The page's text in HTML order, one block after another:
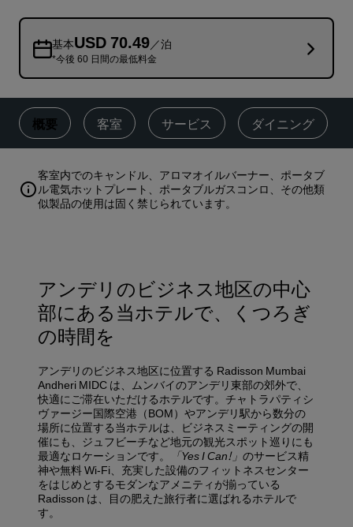
基本USD 70.49／泊
*今後 60 日間の最低料金
概要 客室 サービス ダイニング
客室内でのキャンドル、アロマオイルバーナー、ポータブ
ル電気ホットプレート、ポータブルガスコンロ、その他類
似製品の使用は固く禁じられています。
アンデリのビジネス地区の中心
部にある当ホテルで、くつろぎ
の時間を
アンデリのビジネス地区に位置する Radisson Mumbai
Andheri MIDC は、ムンバイのアンデリ東部の郊外で、
快適にご滞在いただけるホテルです。チャトラパティシ
ヴァージー国際空港（BOM）やアンデリ駅から数分の
場所に位置する当ホテルは、ビジネスミーティングの開
催にも、ジュフビーチなど地元の観光スポット巡りにも
最適なロケーションです。
「Yes I Can!」 のサービス精
神や無料 Wi-Fi、充実した設備のフィットネスセンター
をはじめとするモダンなアメニティが揃っている
Radisson は、目の肥えた旅行者に選ばれるホテルで
す。